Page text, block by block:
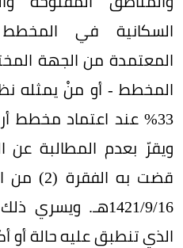
السكانية في المخطط
المعتمدة من الجهة
المخطط - أو منْ يمثله
33% عند اعتماد مخطط
ويقرّ بعدم المطالبة
قضت به
16/‏‏‏9/‏‏‏1421هـ.
الذي تنطبق عليه حالة أو